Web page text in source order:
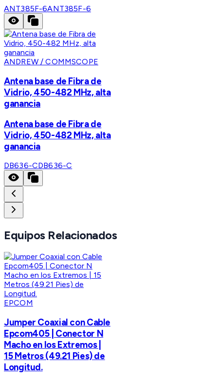
ANT385F-6ANT385F-6
ANDREW / COMMSCOPE
Antena base de Fibra de
Vidrio, 450-482 MHz, alta
ganancia
Antena base de Fibra de
Vidrio, 450-482 MHz, alta
ganancia
DB636-CDB636-C
Equipos Relacionados
EPCOM
Jumper Coaxial con Cable
Epcom405 | Conector N
Macho en los Extremos |
15 Metros (49.21 Pies) de
Longitud.